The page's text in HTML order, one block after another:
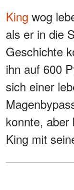
King wog
als er in die
Geschichte
ihn auf 600
sich einer
konnte,
King mit